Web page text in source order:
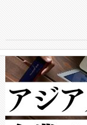
centers.
からシス
クルの各
[…]
トに対
では、反
で向上し
ットだけ
ルの変電